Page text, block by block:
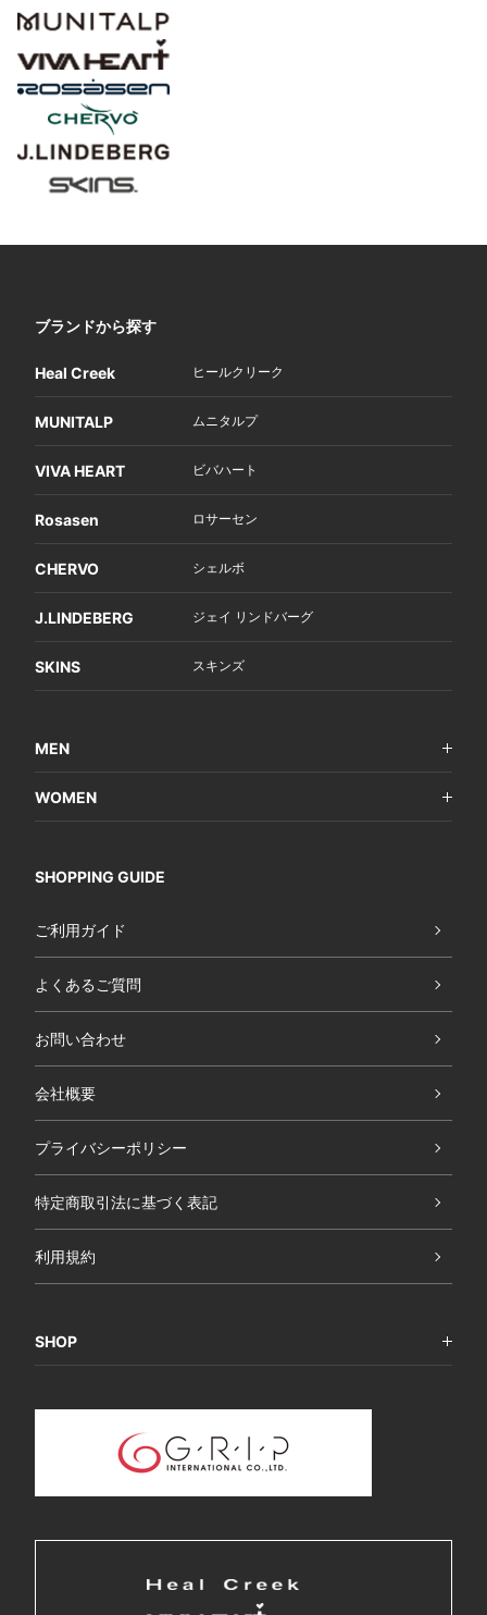
ブランドから探す
Heal Creek ヒールクリーク
MUNITALP ムニタルプ
VIVA HEART ビバハート
Rosasen ロサーセン
CHERVO シェルボ
J.LINDEBERG ジェイ リンドバーグ
SKINS スキンズ
MEN
WOMEN
SHOPPING GUIDE
ご利用ガイド
よくあるご質問
お問い合わせ
会社概要
プライバシーポリシー
特定商取引法に基づく表記
利用規約
SHOP